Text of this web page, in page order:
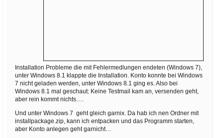
Installation Probleme die mit Fehlermedlungen endeten (Windows 7),
unter Windows 8.1 klappte die Installation. Konto konnte bei Windows
7 nicht geladen werden, unter Windows 8.1 ging es. Also bei
Windows 8.1 mal geschaut: Keine Testmail kam an, versenden geht,
aber rein kommt nichts….
Und unter Windows 7 geht gleich garnix. Da hab ich nen Ordner mit
installpackage.zip, kann ich entpacken und das Programm starten,
aber Konto anlegen geht garnicht…